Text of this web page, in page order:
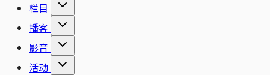
栏目
播客
影音
活动